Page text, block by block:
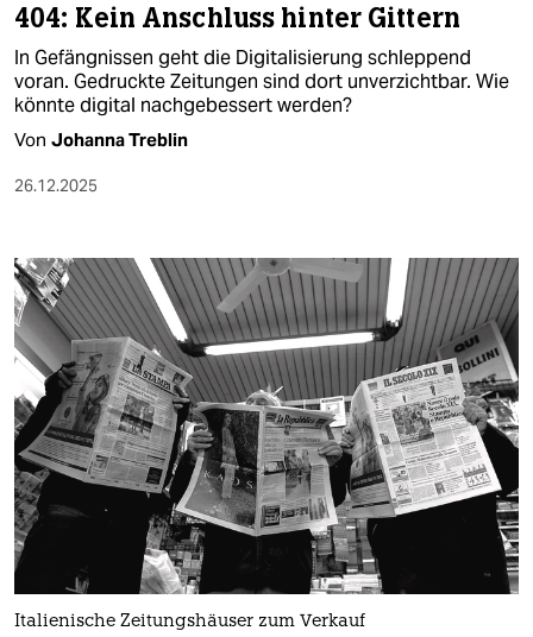
404: Kein Anschluss hinter Gittern
In Gefängnissen geht die Digitalisierung schleppend
voran. Gedruckte Zeitungen sind dort unverzichtbar. Wie
könnte digital nachgebessert werden?
Von Johanna Treblin
26.12.2025
Italienische Zeitungshäuser zum Verkauf